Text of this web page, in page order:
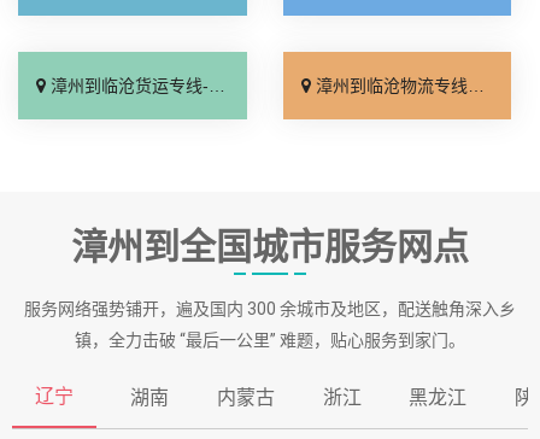
漳州到临沧货运专线-漳州到临沧物流公司_直达到站「托运放心」 漳州到临沧物流专线_一站式托运「要多少钱」
漳州到全国城市服务网点
服务网络强势铺开，遍及国内 300 余城市及地区，配送触角深入乡
镇，全力击破 “最后一公里” 难题，贴心服务到家门。
辽宁 湖南 内蒙古 浙江 黑龙江 陕